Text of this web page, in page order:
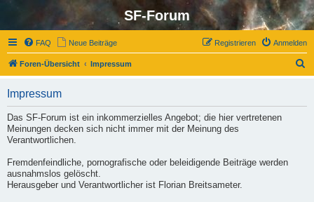
SF-Forum
FAQ Neue Beiträge Anmelden
Registrieren
Foren-Übersicht Impressum
Impressum
Das SF-Forum ist ein inkommerzielles Angebot; die hier vertretenen
Meinungen decken sich nicht immer mit der Meinung des
Verantwortlichen.
Fremdenfeindliche, pornografische oder beleidigende Beiträge werden
ausnahmslos gelöscht.
Herausgeber und Verantwortlicher ist Florian Breitsameter.